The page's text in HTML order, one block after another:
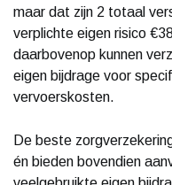
maar dat zijn 2 totaal
verplichte eigen risico
daarbovenop kunnen
eigen bijdrage voor
vervoerskosten.
De beste
én bieden bovendien